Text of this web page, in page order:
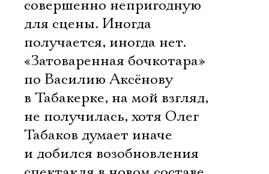
совершенно непригодную
для сцены. Иногда
получается, иногда нет.
«Затоваренная бочкотара»
по Василию Аксёнову
в Табакерке, на мой взгляд,
не получилась, хотя Олег
Табаков думает иначе
и добился возобновления